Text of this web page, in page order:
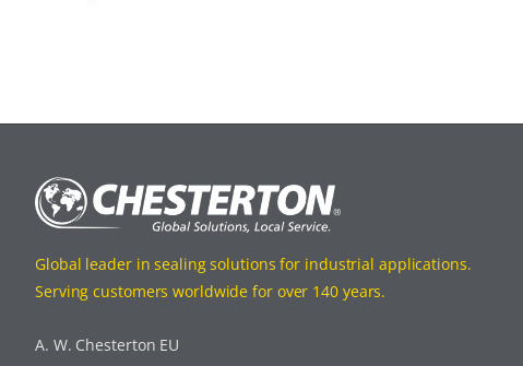
Global leader in sealing solutions for industrial applications.
Serving customers worldwide for over 140 years.
A. W. Chesterton EU